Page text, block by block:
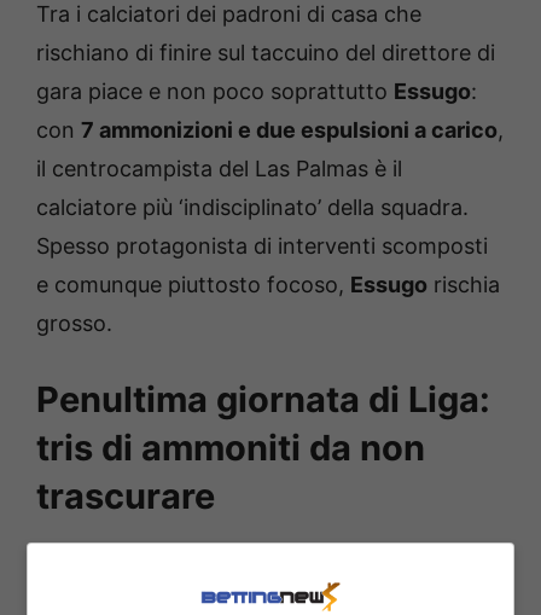
Tra i calciatori dei padroni di casa che
rischiano di finire sul taccuino del direttore di
gara piace e non poco soprattutto Essugo:
con 7 ammonizioni e due espulsioni a carico,
il centrocampista del Las Palmas è il
calciatore più ‘indisciplinato’ della squadra.
Spesso protagonista di interventi scomposti
e comunque piuttosto focoso, Essugo rischia
grosso.
Penultima giornata di Liga:
tris di ammoniti da non
trascurare
Osasunasenza troppe